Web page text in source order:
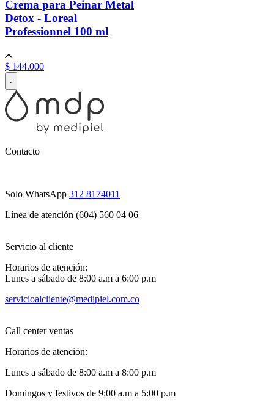
Crema para Peinar Metal
Detox - Loreal
Professionnel 100 ml
$ 144.000
.
Contacto
Solo WhatsApp 312 8174011
Línea de atención (604) 560 04 06
Servicio al cliente
Horarios de atención:
Lunes a sábado de 8:00 a.m a 6:00 p.m
servicioalcliente@medipiel.com.co
Call center ventas
Horarios de atención:
Lunes a sábado de 8:00 a.m a 8:00 p.m
Domingos y festivos de 9:00 a.m a 5:00 p.m